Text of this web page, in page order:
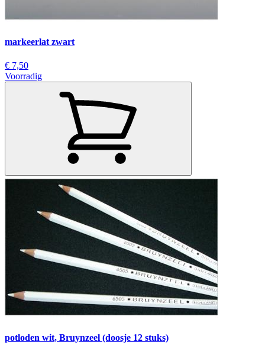
markeerlat zwart
€ 7,50
Voorradig
potloden wit, Bruynzeel (doosje 12 stuks)